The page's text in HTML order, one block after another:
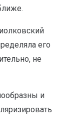
его
не
и